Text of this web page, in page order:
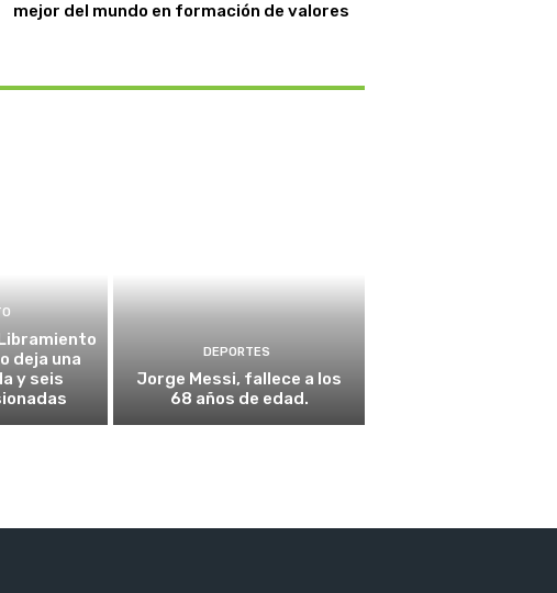
mejor del mundo en formación de valores
deja una
y seis
DEPORTES
Jorge Messi, fallece a los
68 años de edad.